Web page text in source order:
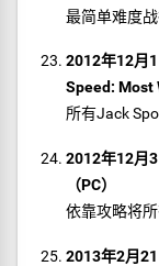
最简单难度战
2012年12月
Speed: Most
所有Jack
2012年12月
（PC）
依靠攻略将所
2013年2月